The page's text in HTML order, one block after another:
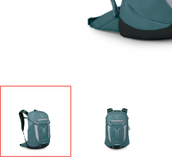
Osprey Dyna LT Cascade Blue/Silver Lining